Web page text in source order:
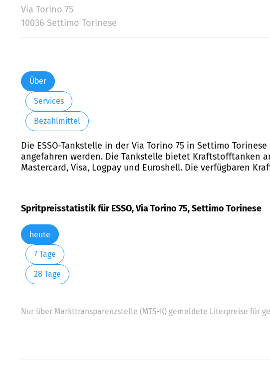
Via Torino 75
10036 Settimo Torinese
Über
Services
Bezahlmittel
Die ESSO-Tankstelle in der Via Torino 75 in Settimo
angefahren werden. Die Tankstelle bietet Kraftstofftanken
Mastercard, Visa, Logpay und Euroshell. Die verfügbaren
Spritpreisstatistik für ESSO, Via Torino 75, Settimo Torinese
heute
7 Tage
28 Tage
Nur über Markttransparenzstelle (MTS-K) gemeldete Literpreise für